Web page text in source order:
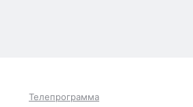
Телепрограмма